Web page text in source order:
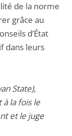
de la norme
grâce au
d’État
dans leurs
State),
la fois le
et le juge